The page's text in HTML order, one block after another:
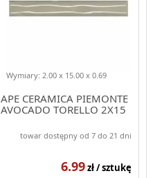
APE CERAMICA PIEMONTE
AVOCADO TORELLO 2X15
Wymiary: 2.00 x 15.00 x 0.69
towar dostępny od 7 do 21 dni
6.99zł / sztukę